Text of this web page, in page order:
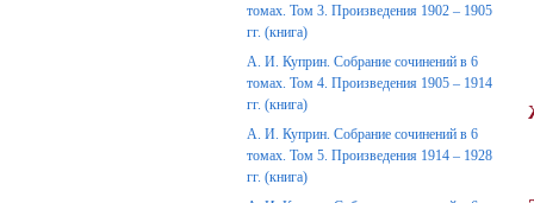
томах. Том 3. Произведения 1902 – 1905
гг. (книга)
А. И. Куприн. Собрание сочинений в 6
томах. Том 4. Произведения 1905 – 1914
гг. (книга)
А. И. Куприн. Собрание сочинений в 6
томах. Том 5. Произведения 1914 – 1928
гг. (книга)